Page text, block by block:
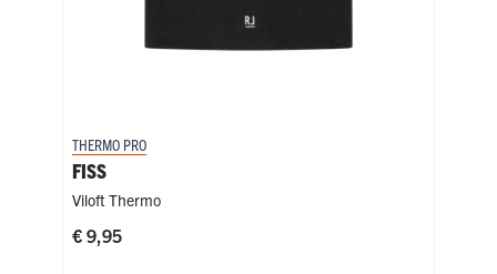
THERMO PRO
FISS
Viloft Thermo
€ 9,95